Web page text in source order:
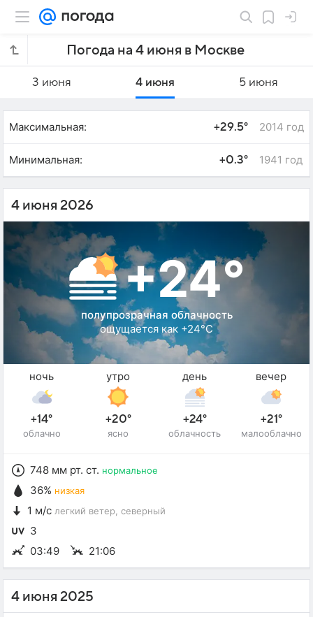
Погода на 4 июня в Москве
3 июня 4 июня 5 июня
Максимальная: +29.5° 2014 год
Минимальная: +0.3° 1941 год
4 июня 2026
+24°
полупрозрачная облачность
ощущается как +24°C
ночь
+14°
облачно
утро
+20°
ясно
день
+24°
облачность
вечер
+21°
малооблачно
748 мм рт. ст. нормальное
36% низкая
1 м/с легкий ветер , северный
3
03:49
21:06
4 июня 2025